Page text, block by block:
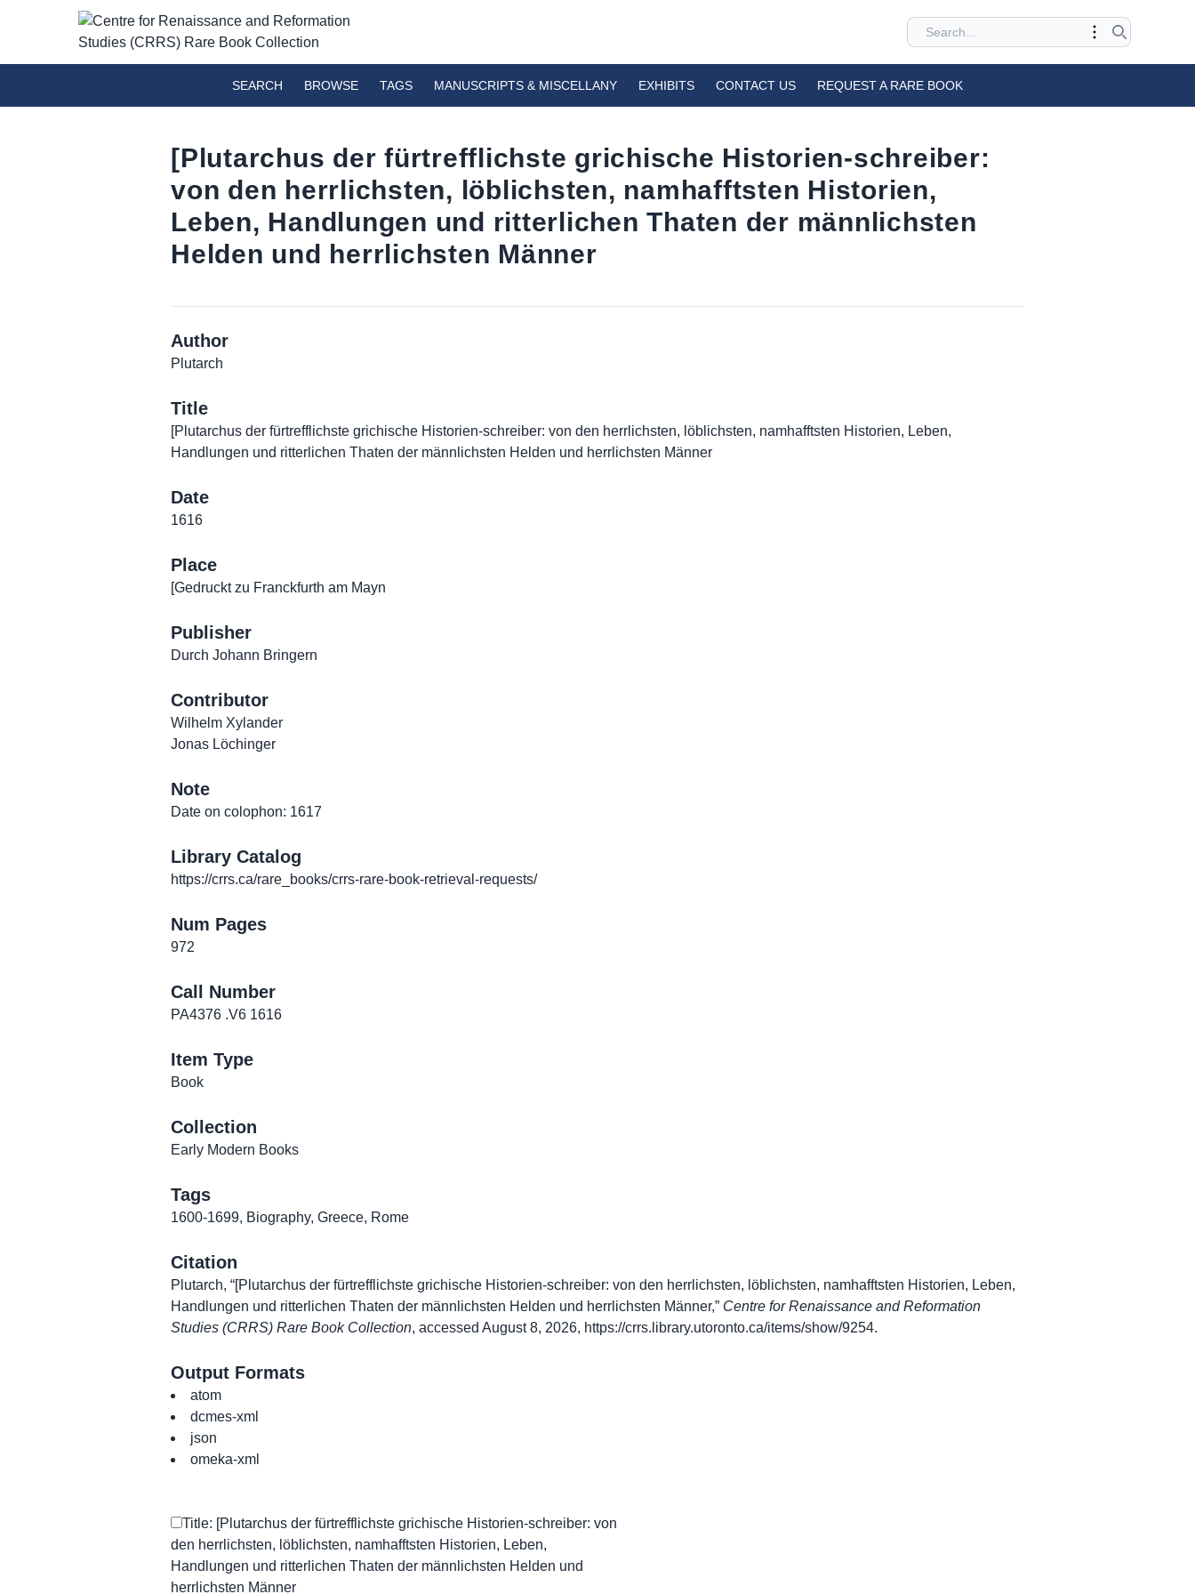
SEARCH BROWSE TAGS MANUSCRIPTS & MISCELLANY EXHIBITS CONTACT US REQUEST A RARE BOOK
[Plutarchus der fürtrefflichste grichische Historien-schreiber:
von den herrlichsten, löblichsten, namhafftsten Historien,
Leben, Handlungen und ritterlichen Thaten der männlichsten
Helden und herrlichsten Männer
Author
Plutarch
Title
[Plutarchus der fürtrefflichste grichische Historien-schreiber: von den herrlichsten, löblichsten, namhafftsten Historien, Leben,
Handlungen und ritterlichen Thaten der männlichsten Helden und herrlichsten Männer
Date
1616
Place
[Gedruckt zu Franckfurth am Mayn
Publisher
Durch Johann Bringern
Contributor
Wilhelm Xylander
Jonas Löchinger
Note
Date on colophon: 1617
Library Catalog
https://crrs.ca/rare_books/crrs-rare-book-retrieval-requests/
Num Pages
972
Call Number
PA4376 .V6 1616
Item Type
Book
Collection
Early Modern Books
Tags
1600-1699, Biography, Greece, Rome
Citation
Plutarch, “[Plutarchus der fürtrefflichste grichische Historien-schreiber: von den herrlichsten, löblichsten, namhafftsten Historien, Leben,
Handlungen und ritterlichen Thaten der männlichsten Helden und herrlichsten Männer,” Centre for Renaissance and Reformation
Studies (CRRS) Rare Book Collection, accessed August 8, 2026, https://crrs.library.utoronto.ca/items/show/9254.
Output Formats
atom
dcmes-xml
json
omeka-xml
Title: [Plutarchus der fürtrefflichste grichische Historien-schreiber: von
den herrlichsten, löblichsten, namhafftsten Historien, Leben,
Handlungen und ritterlichen Thaten der männlichsten Helden und
herrlichsten Männer